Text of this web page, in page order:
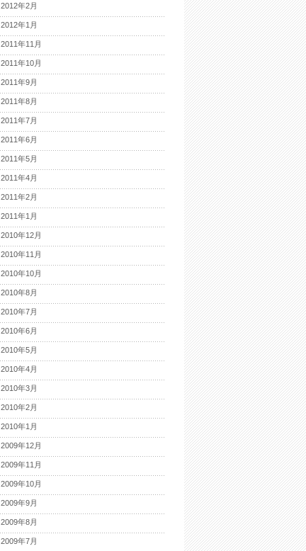
2012年2月
2012年1月
2011年11月
2011年10月
2011年9月
2011年8月
2011年7月
2011年6月
2011年5月
2011年4月
2011年2月
2011年1月
2010年12月
2010年11月
2010年10月
2010年8月
2010年7月
2010年6月
2010年5月
2010年4月
2010年3月
2010年2月
2010年1月
2009年12月
2009年11月
2009年10月
2009年9月
2009年8月
2009年7月